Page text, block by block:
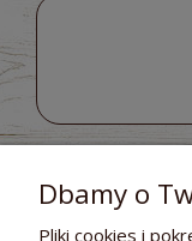
Dbamy o
Pliki cookies i